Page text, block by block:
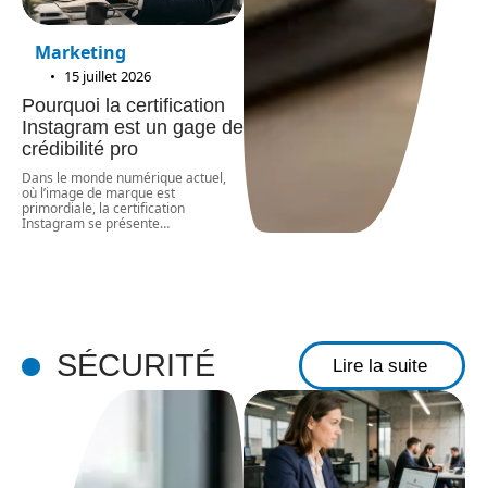
Marketing
15 juillet 2026
Pourquoi la certification
Instagram est un gage de
crédibilité pro
Dans le monde numérique actuel,
où l’image de marque est
primordiale, la certification
Instagram se présente…
SÉCURITÉ Lire la suite